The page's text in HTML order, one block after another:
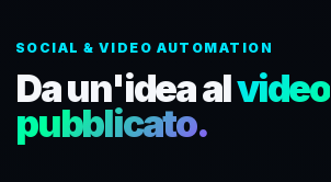
SOCIAL & VIDEO AUTOMATION
Da un'idea alvideo
pubblicato.